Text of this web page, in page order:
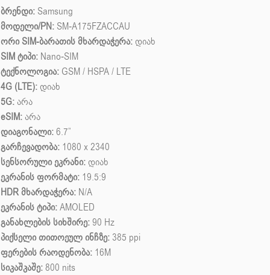
ბრენდი: Samsung
მოდელი/PN: SM-A175FZACCAU
ორი SIM-ბარათის მხარდაჭერა: დიახ
SIM ტიპი: Nano-SIM
ტექნოლოგია: GSM / HSPA / LTE
4G (LTE): დიახ
5G:არა
eSIM:არა
დიაგონალი:6.7”
გარჩევადობა: 1080 x 2340
სენსორული ეკრანი: დიახ
ეკრანის ფორმატი: 19.5:9
HDR მხარდაჭერა: N/A
ეკრანის ტიპი:AMOLED
განახლების სიხშირე:90 Hz
პიქსელი თითოეულ ინჩზე: 385 ppi
ფერების რაოდენობა: 16M
სიკაშკაშე:800 nits